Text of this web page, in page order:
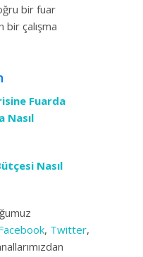
bir fuar
bir çalışma
Fuarda
Nasıl
Nasıl
, Twitter,